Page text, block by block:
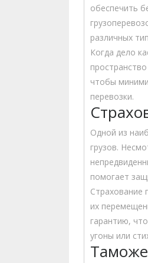
обеспечить
различных
Когда дело
чтобы
перевозки.
Одной из
грузов.
помогает
Страхование
их
гарантию,
угоны или